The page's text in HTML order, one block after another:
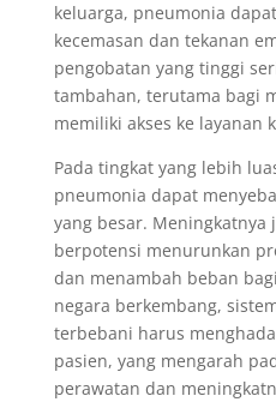
keluarga, pneumonia
kecemasan dan tekanan
pengobatan yang tinggi
tambahan, terutama bagi
memiliki akses ke layanan
Pada tingkat yang lebih
pneumonia dapat
yang besar. Meningkatnya
berpotensi menurunkan
dan menambah beban
negara berkembang,
terbebani harus
pasien, yang mengarah
perawatan dan